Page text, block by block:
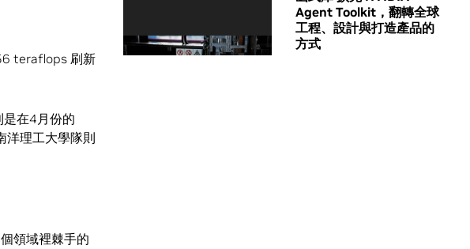
teraflops 刷新
是在4月份的
洋理工大學隊則
領域裡棘手的
Agent Toolkit，翻轉全球
工程、設計與打造產品的
方式